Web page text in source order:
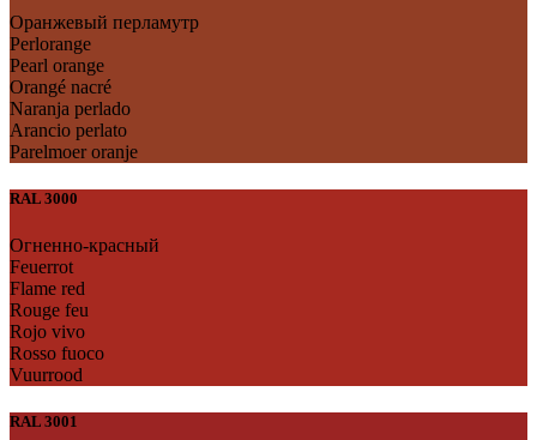
Оранжевый перламутр
Perlorange
Pearl orange
Orangé nacré
Naranja perlado
Arancio perlato
Parelmoer oranje
RAL 3000
Огненно-красный
Feuerrot
Flame red
Rouge feu
Rojo vivo
Rosso fuoco
Vuurrood
RAL 3001